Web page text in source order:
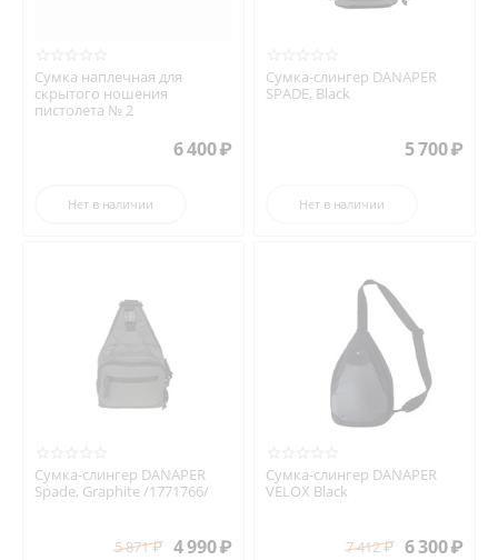
Сумка наплечная для
скрытого ношения
пистолета № 2
6 400₽
Нет в наличии
Сумка-слингер DANAPER
SPADE, Black
5 700₽
Нет в наличии
Сумка-слингер DANAPER
Spade, Graphite /1771766/
5 871₽ 4 990₽
Сумка-слингер DANAPER
VELOX Black
7 412₽ 6 300₽